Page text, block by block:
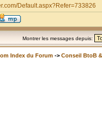
Default.aspx?Refer=733826
Montrer les messages depuis:
Index du Forum -> Conseil BtoB